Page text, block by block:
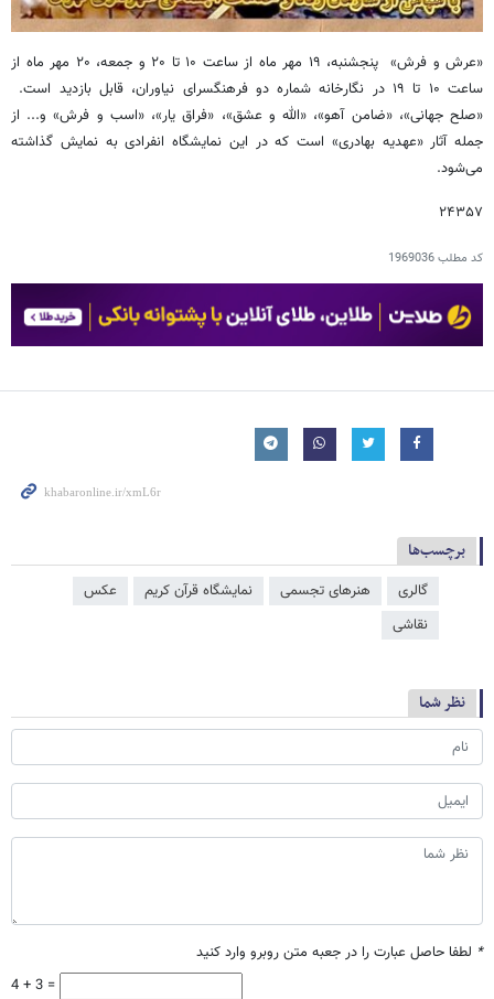
«عرش و فرش» پنجشنبه، ۱۹ مهر ماه از ساعت ۱۰ تا ۲۰ و جمعه، ۲۰ مهر ماه از
ساعت ۱۰ تا ۱۹ در نگارخانه شماره دو فرهنگسرای نیاوران، قابل بازدید است.
«صلح جهانی»، «ضامن آهو»، «الله و عشق»، «فراق یار»، «اسب و فرش» و... از
جمله آثار «عهدیه بهادری» است که در این نمایشگاه انفرادی به نمایش گذاشته
می‌شود.
۲۴۳۵۷
کد مطلب1969036
برچسب‌ها
گالری هنرهای تجسمی نمایشگاه قرآن کریم
عکس
نقاشی
نظر شما
* لطفا حاصل عبارت را در جعبه متن روبرو وارد کنید
4 + 3 =